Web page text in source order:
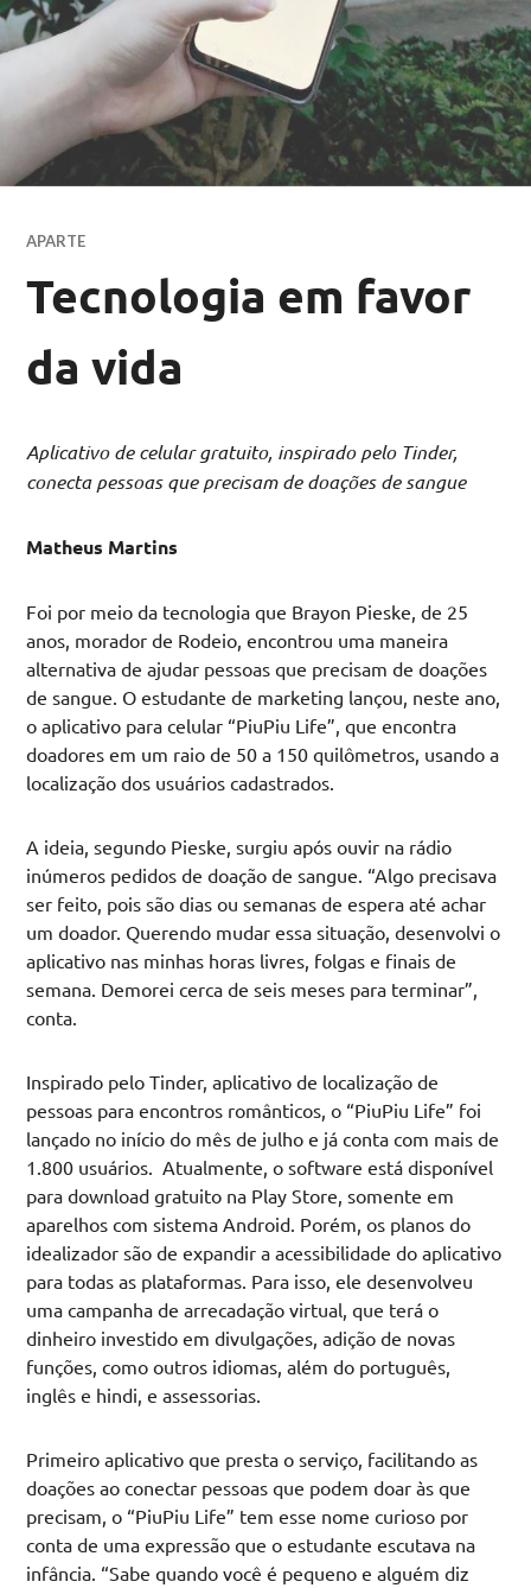
APARTE
Tecnologia em favor
da vida
Aplicativo de celular gratuito, inspirado pelo Tinder,
conecta pessoas que precisam de doações de sangue
Matheus Martins
Foi por meio da tecnologia que Brayon Pieske, de 25
anos, morador de Rodeio, encontrou uma maneira
alternativa de ajudar pessoas que precisam de doações
de sangue. O estudante de marketing lançou, neste ano,
o aplicativo para celular “PiuPiu Life”, que encontra
doadores em um raio de 50 a 150 quilômetros, usando a
localização dos usuários cadastrados.
A ideia, segundo Pieske, surgiu após ouvir na rádio
inúmeros pedidos de doação de sangue. “Algo precisava
ser feito, pois são dias ou semanas de espera até achar
um doador. Querendo mudar essa situação, desenvolvi o
aplicativo nas minhas horas livres, folgas e finais de
semana. Demorei cerca de seis meses para terminar”,
conta.
Inspirado pelo Tinder, aplicativo de localização de
pessoas para encontros românticos, o “PiuPiu Life” foi
lançado no início do mês de julho e já conta com mais de
1.800 usuários. Atualmente, o software está disponível
para download gratuito na Play Store, somente em
aparelhos com sistema Android. Porém, os planos do
idealizador são de expandir a acessibilidade do aplicativo
para todas as plataformas. Para isso, ele desenvolveu
uma campanha de arrecadação virtual, que terá o
dinheiro investido em divulgações, adição de novas
funções, como outros idiomas, além do português,
inglês e hindi, e assessorias.
Primeiro aplicativo que presta o serviço, facilitando as
doações ao conectar pessoas que podem doar às que
precisam, o “PiuPiu Life” tem esse nome curioso por
conta de uma expressão que o estudante escutava na
infância. “Sabe quando você é pequeno e alguém diz